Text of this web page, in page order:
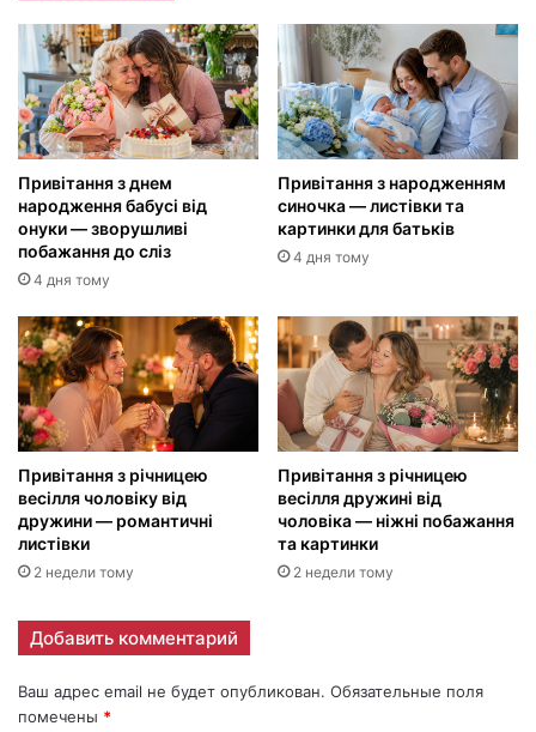
Привітання з днем
народження бабусі від
онуки — зворушливі
побажання до сліз
4 дня тому
Привітання з народженням
синочка — листівки та
картинки для батьків
4 дня тому
Привітання з річницею
весілля чоловіку від
дружини — романтичні
листівки
2 недели тому
Привітання з річницею
весілля дружині від
чоловіка — ніжні побажання
та картинки
2 недели тому
Добавить комментарий
Ваш адрес email не будет опубликован. Обязательные поля
помечены *